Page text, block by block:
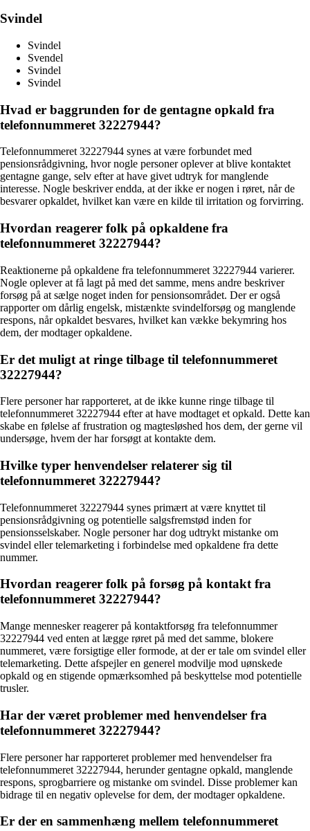
Svindel
Svindel
Svendel
Svindel
Svindel
Hvad er baggrunden for de gentagne opkald fra
telefonnummeret 32227944?
Telefonnummeret 32227944 synes at være forbundet med
pensionsrådgivning, hvor nogle personer oplever at blive kontaktet
gentagne gange, selv efter at have givet udtryk for manglende
interesse. Nogle beskriver endda, at der ikke er nogen i røret, når de
besvarer opkaldet, hvilket kan være en kilde til irritation og forvirring.
Hvordan reagerer folk på opkaldene fra
telefonnummeret 32227944?
Reaktionerne på opkaldene fra telefonnummeret 32227944 varierer.
Nogle oplever at få lagt på med det samme, mens andre beskriver
forsøg på at sælge noget inden for pensionsområdet. Der er også
rapporter om dårlig engelsk, mistænkte svindelforsøg og manglende
respons, når opkaldet besvares, hvilket kan vække bekymring hos
dem, der modtager opkaldene.
Er det muligt at ringe tilbage til telefonnummeret
32227944?
Flere personer har rapporteret, at de ikke kunne ringe tilbage til
telefonnummeret 32227944 efter at have modtaget et opkald. Dette kan
skabe en følelse af frustration og magtesløshed hos dem, der gerne vil
undersøge, hvem der har forsøgt at kontakte dem.
Hvilke typer henvendelser relaterer sig til
telefonnummeret 32227944?
Telefonnummeret 32227944 synes primært at være knyttet til
pensionsrådgivning og potentielle salgsfremstød inden for
pensionsselskaber. Nogle personer har dog udtrykt mistanke om
svindel eller telemarketing i forbindelse med opkaldene fra dette
nummer.
Hvordan reagerer folk på forsøg på kontakt fra
telefonnummeret 32227944?
Mange mennesker reagerer på kontaktforsøg fra telefonnummer
32227944 ved enten at lægge røret på med det samme, blokere
nummeret, være forsigtige eller formode, at der er tale om svindel eller
telemarketing. Dette afspejler en generel modvilje mod uønskede
opkald og en stigende opmærksomhed på beskyttelse mod potentielle
trusler.
Har der været problemer med henvendelser fra
telefonnummeret 32227944?
Flere personer har rapporteret problemer med henvendelser fra
telefonnummeret 32227944, herunder gentagne opkald, manglende
respons, sprogbarriere og mistanke om svindel. Disse problemer kan
bidrage til en negativ oplevelse for dem, der modtager opkaldene.
Er der en sammenhæng mellem telefonnummeret